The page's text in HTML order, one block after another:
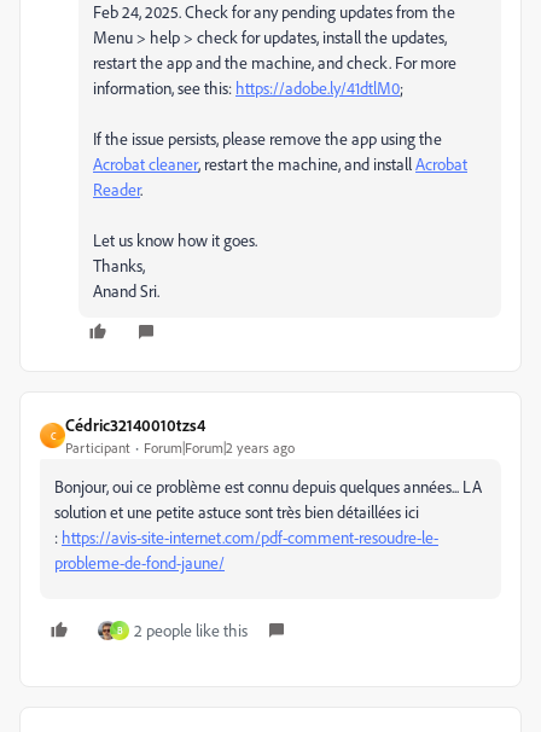
Feb 24, 2025. Check for any pending updates from the
Menu > help > check for updates, install the updates,
restart the app and the machine, and check. For more
information, see this: https://adobe.ly/41dtlM0;
If the issue persists, please remove the app using the
Acrobat cleaner, restart the machine, and installAcrobat
Reader.
Let us know how it goes.
Thanks,
Anand Sri.
C
Cédric32140010tzs4
Participant Forum|Forum|2 years ago
Bonjour, oui ce problème est connu depuis quelques années... LA
solution et une petite astuce sont très bien détaillées ici
: https://avis-site-internet.com/pdf-comment-resoudre-le-
probleme-de-fond-jaune/
B 2 people like this